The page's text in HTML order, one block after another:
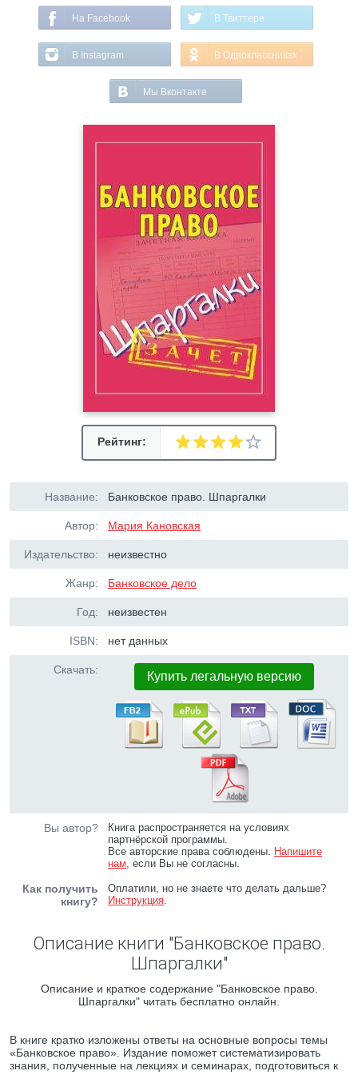
На Facebook В Твиттере
В Instagram В Одноклассниках
Мы Вконтакте
Рейтинг:
Название: Банковское право. Шпаргалки
Автор: Мария Кановская
Издательство: неизвестно
Жанр: Банковское дело
Год: неизвестен
ISBN: нет данных
Скачать: Купить легальную версию
Вы автор?
Книга распространяется на условиях
партнёрской программы.
Все авторские права соблюдены. Напишите
нам, если Вы не согласны.
Как получить
книгу?
Оплатили, но не знаете что делать дальше?
Инструкция.
Описание книги "Банковское право.
Шпаргалки"
Описание и краткое содержание "Банковское право.
Шпаргалки" читать бесплатно онлайн.
В книге кратко изложены ответы на основные вопросы темы
«Банковское право». Издание поможет систематизировать
знания, полученные на лекциях и семинарах, подготовиться к